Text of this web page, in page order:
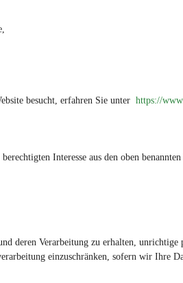
besucht, erfahren Sie unter https://
Interesse aus den oben
deren Verarbeitung zu erhalten, unrichtige
einzuschränken, sofern wir Ihre